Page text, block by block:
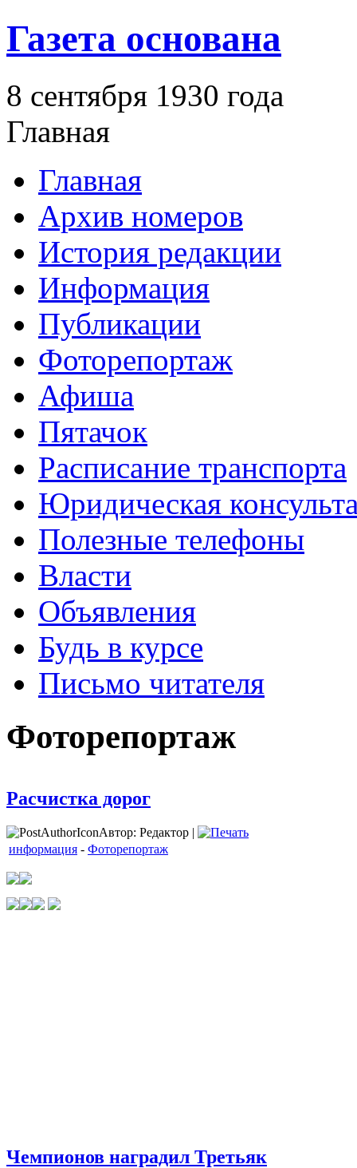
Газета основана
8 сентября 1930 года
Главная
Главная
Архив номеров
История редакции
Информация
Публикации
Фоторепортаж
Афиша
Пятачок
Расписание транспорта
Юридическая
Полезные телефоны
Власти
Объявления
Будь в курсе
Письмо читателя
Фоторепортаж
Расчистка дорог
Автор: Редактор |
информация - Фоторепортаж
Чемпионов наградил Третьяк